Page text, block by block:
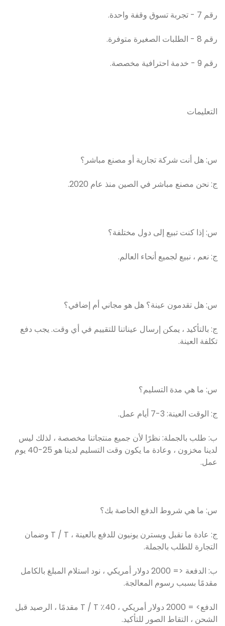
رقم 7 - تجربة تسوق وقفة واحدة.
رقم 8 - الطلبات الصغيرة متوفرة.
رقم 9 - خدمة احترافية مخصصة.
التعليمات
س: هل أنت شركة تجارية أو مصنع مباشر؟
ج: نحن مصنع مباشر في الصين منذ عام 2020.
س: إذا كنت تبيع إلى دول مختلفة؟
ج: نعم ، نبيع لجميع أنحاء العالم.
س: هل تقدمون عينة؟ هل هو مجاني أم إضافي؟
ج: بالتأكيد ، يمكن إرسال عيناتنا للتقييم في أي وقت. يجب دفع
تكلفة العينة.
س: ما هي مدة التسليم؟
ج: الوقت العينة: 3-7 أيام عمل.
ب: طلب بالجملة: نظرًا لأن جميع منتجاتنا مخصصة ، لذلك ليس
لدينا مخزون ، وعادة ما يكون وقت التسليم لدينا هو 25-40 يوم
عمل.
س: ما هي شروط الدفع الخاصة بك؟
ج: عادة ما نقبل ويسترن يونيون للدفع بالعينة ، T / T وضمان
التجارة للطلب بالجملة.
ب: الدفعة <= 2000 دولار أمريكي ، نود استلام المبلغ بالكامل
مقدمًا بسبب رسوم المعالجة.
الدفع> = 2000 دولار أمريكي ، 40٪ T / T مقدمًا ، الرصيد قبل
الشحن ، التقاط الصور للتأكيد.